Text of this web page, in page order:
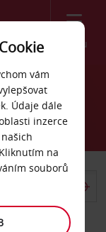
Menu
vám
Údaje dále
inzerce
na
souborů